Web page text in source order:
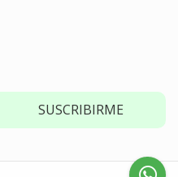
SUSCRIBIRME